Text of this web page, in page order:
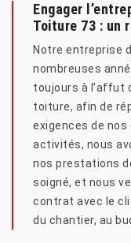
Engager
Toiture 73 : un
Notre entreprise
nombreuses
toujours à l’affut
toiture, afin de
exigences de nos
activités, nous
nos prestations
soigné, et nous
contrat avec le
du chantier, au